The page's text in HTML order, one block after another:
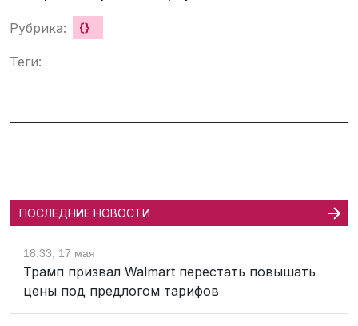
Рубрика: {}
Теги:
ПОСЛЕДНИЕ НОВОСТИ
18:33, 17 мая
Трамп призвал Walmart перестать повышать
цены под предлогом тарифов